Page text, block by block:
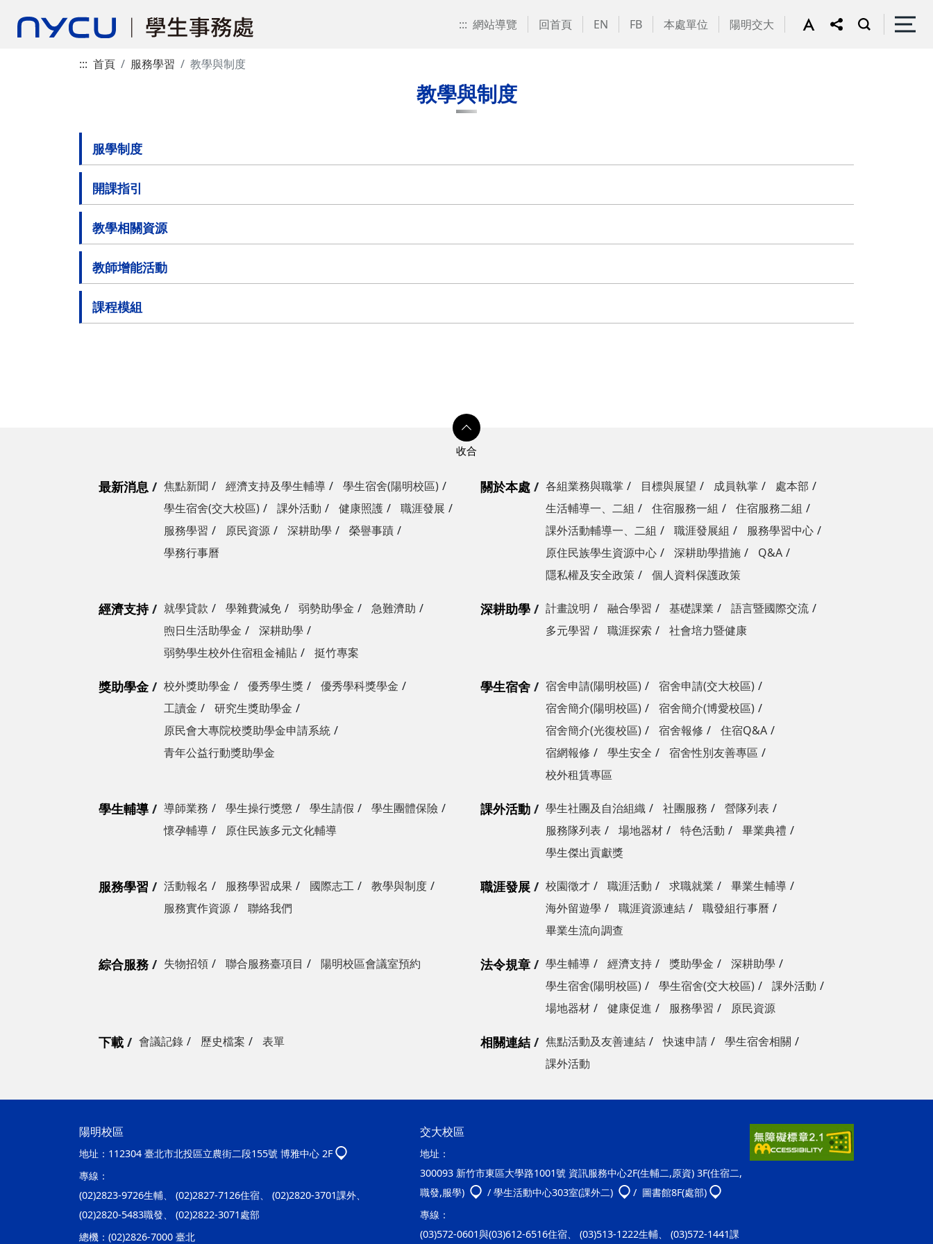
::: 網站導覽 回首頁 EN FB 本處單位 陽明交大
::: 首頁 服務學習 教學與制度
教學與制度
服學制度
開課指引
教學相關資源
教師增能活動
課程模組
最新消息 焦點新聞 經濟支持及學生輔導
學生宿舍(陽明校區)
學生宿舍(交大校區)
課外活動 健康照護
職涯發展
服務學習
原民資源 深耕助學
榮譽事蹟
學務行事曆
關於本處 各組業務與職掌 目標與展望 成員執掌
處本部
生活輔導一、二組
住宿服務一組
住宿服務二組
課外活動輔導一、二組
職涯發展組
服務學習中心
原住民族學生資源中心
深耕助學措施
Q&A
隱私權及安全政策
個人資料保護政策
經濟支持 就學貸款 學雜費減免 弱勢助學金
急難濟助
煦日生活助學金
深耕助學
弱勢學生校外住宿租金補貼
挺竹專案
深耕助學 計畫說明 融合學習 基礎課業
語言暨國際交流
多元學習
職涯探索 社會培力暨健康
獎助學金 校外獎助學金 優秀學生獎
優秀學科獎學金
工讀金
研究生獎助學金
原民會大專院校獎助學金申請系統
青年公益行動獎助學金
學生宿舍 宿舍申請(陽明校區)
宿舍申請(交大校區)
宿舍簡介(陽明校區)
宿舍簡介(博愛校區)
宿舍簡介(光復校區)
宿舍報修
住宿Q&A
宿網報修
學生安全
宿舍性別友善專區
校外租賃專區
學生輔導 導師業務 學生操行獎懲 學生請假
學生團體保險
懷孕輔導
原住民族多元文化輔導
課外活動 學生社團及自治組織 社團服務
營隊列表
服務隊列表
場地器材 特色活動
畢業典禮
學生傑出貢獻獎
服務學習 活動報名 服務學習成果 國際志工
教學與制度
服務實作資源
聯絡我們
職涯發展 校園徵才 職涯活動 求職就業
畢業生輔導
海外留遊學
職涯資源連結
職發組行事曆
畢業生流向調查
綜合服務 失物招領 聯合服務臺項目 陽明校區會議室預約 法令規章 學生輔導 經濟支持 獎助學金
深耕助學
學生宿舍(陽明校區)
學生宿舍(交大校區)
課外活動
場地器材
健康促進 服務學習 原民資源
下載 會議記錄 歷史檔案 表單 相關連結 焦點活動及友善連結 快速申請
學生宿舍相關
課外活動
陽明校區
地址： 112304 臺北市北投區立農街二段155號 博雅中心 2F
專線：
(02)2823-9726生輔、 (02)2827-7126住宿、 (02)2820-3701課外、
(02)2820-5483職發、 (02)2822-3071處部
總機： (02)2826-7000 臺北
交大校區
地址：
300093 新竹市東區大學路1001號 資訊服務中心2F(生輔二,原資) 3F(住宿二,
職發,服學)
/ 學生活動中心303室(課外二)
/ 圖書館8F(處部)
專線：
(03)572-0601與(03)612-6516住宿、 (03)513-1222生輔、 (03)572-1441課